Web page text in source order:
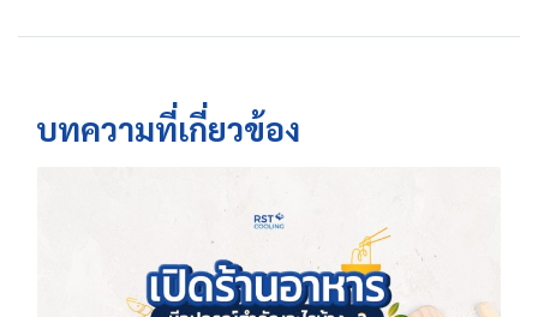
บทความที่เกี่ยวข้อง